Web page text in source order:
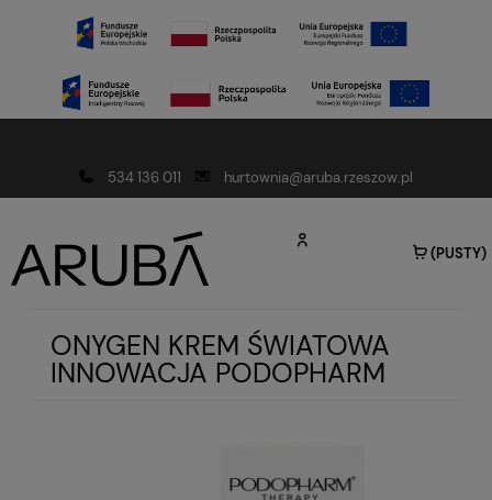
534 136 011
hurtownia@aruba.rzeszow.pl
(PUSTY)
ONYGEN KREM ŚWIATOWA
INNOWACJA PODOPHARM